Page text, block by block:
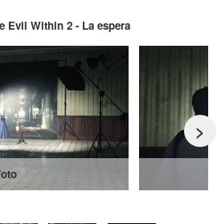
Evil Within 2 - La espera
>